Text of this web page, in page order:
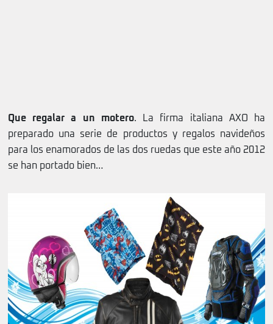
Que regalar a un motero. La firma italiana AXO ha
preparado una serie de productos y regalos navideños
para los enamorados de las dos ruedas que este año 2012
se han portado bien…